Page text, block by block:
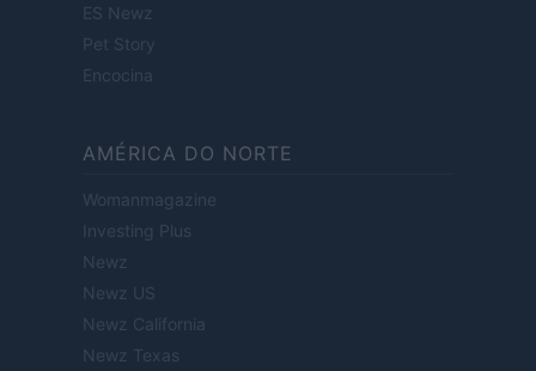
ES Newz
Pet Story
Encocina
AMÉRICA DO NORTE
Womanmagazine
Investing Plus
Newz
Newz US
Newz California
Newz Texas